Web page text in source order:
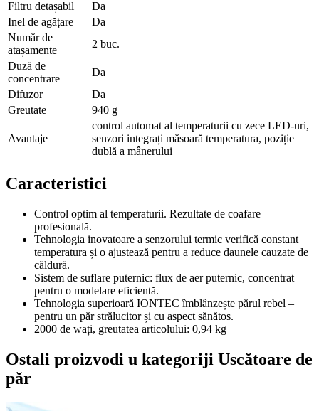
Filtru detașabil
Da
Inel de agățare
Da
Număr de
atașamente
2 buc.
Duză de
concentrare
Da
Difuzor
Da
Greutate
940 g
Avantaje
control automat al temperaturii cu zece LED-uri,
senzori integrați măsoară temperatura, poziție
dublă a mânerului
Caracteristici
Control optim al temperaturii. Rezultate de coafare
profesională.
Tehnologia inovatoare a senzorului termic verifică constant
temperatura și o ajustează pentru a reduce daunele cauzate de
căldură.
Sistem de suflare puternic: flux de aer puternic, concentrat
pentru o modelare eficientă.
Tehnologia superioară IONTEC îmblânzește părul rebel –
pentru un păr strălucitor și cu aspect sănătos.
2000 de wați, greutatea articolului: 0,94 kg
Ostali proizvodi u kategoriji Uscătoare de
păr